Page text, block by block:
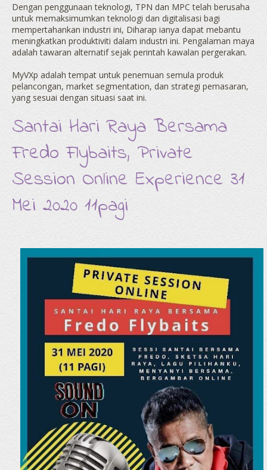
Dengan penggunaan teknologi, TPN dan MPC telah berusaha
untuk memaksimumkan teknologi dan digitalisasi bagi
mempertahankan industri ini, Diharap ianya dapat mebantu
meningkatkan produktiviti dalam industri ini. Pengalaman maya
adalah tawaran alternatif sejak perintah kawalan pergerakan.
MyVXp adalah tempat untuk penemuan semula produk
pelancongan, market segmentation, dan strategi pemasaran,
yang sesuai dengan situasi saat ini.
Santai Hari Raya Bersama
Fredo Flybaits, Private
Session Online Experience 31
Mei 2020 11pagi